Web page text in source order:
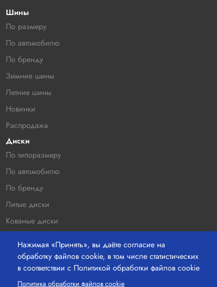
Нажимая «Принять», вы даёте согласие на
обработку файлов cookie, в том числе статистических
в соответствии с Политикой обработки файлов cookie
Политика обработки файлов cookie
Шины
По размеру
По автомобилю
По бренду
Зимние шины
Летние шины
Новинки
Распродажа
Диски
По типоразмеру
По автомобилю
По бренду
Литые диски
Кованые диски
Распродажа
Контакты
220036 г.Минск, Бетонный проезд 19а, офис 211